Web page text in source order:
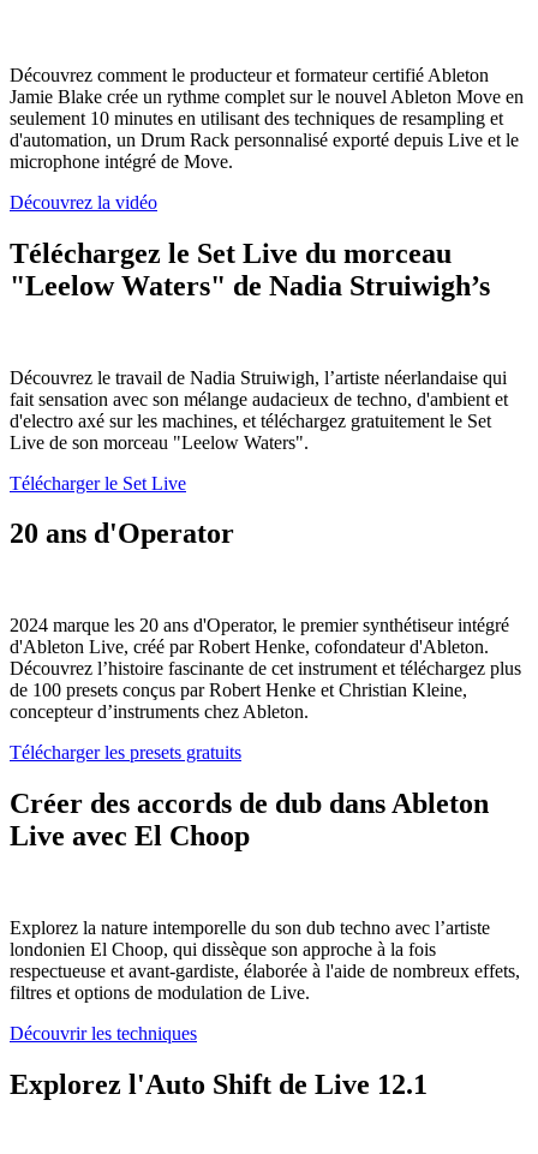
Découvrez comment le producteur et formateur certifié Ableton
Jamie Blake crée un rythme complet sur le nouvel Ableton Move en
seulement 10 minutes en utilisant des techniques de resampling et
d'automation, un Drum Rack personnalisé exporté depuis Live et le
microphone intégré de Move.
Découvrez la vidéo
Téléchargez le Set Live du morceau
"Leelow Waters" de Nadia Struiwigh’s
Découvrez le travail de Nadia Struiwigh, l’artiste néerlandaise qui
fait sensation avec son mélange audacieux de techno, d'ambient et
d'electro axé sur les machines, et téléchargez gratuitement le Set
Live de son morceau "Leelow Waters".
Télécharger le Set Live
20 ans d'Operator
2024 marque les 20 ans d'Operator, le premier synthétiseur intégré
d'Ableton Live, créé par Robert Henke, cofondateur d'Ableton.
Découvrez l’histoire fascinante de cet instrument et téléchargez plus
de 100 presets conçus par Robert Henke et Christian Kleine,
concepteur d’instruments chez Ableton.
Télécharger les presets gratuits
Créer des accords de dub dans Ableton
Live avec El Choop
Explorez la nature intemporelle du son dub techno avec l’artiste
londonien El Choop, qui dissèque son approche à la fois
respectueuse et avant-gardiste, élaborée à l'aide de nombreux effets,
filtres et options de modulation de Live.
Découvrir les techniques
Explorez l'Auto Shift de Live 12.1